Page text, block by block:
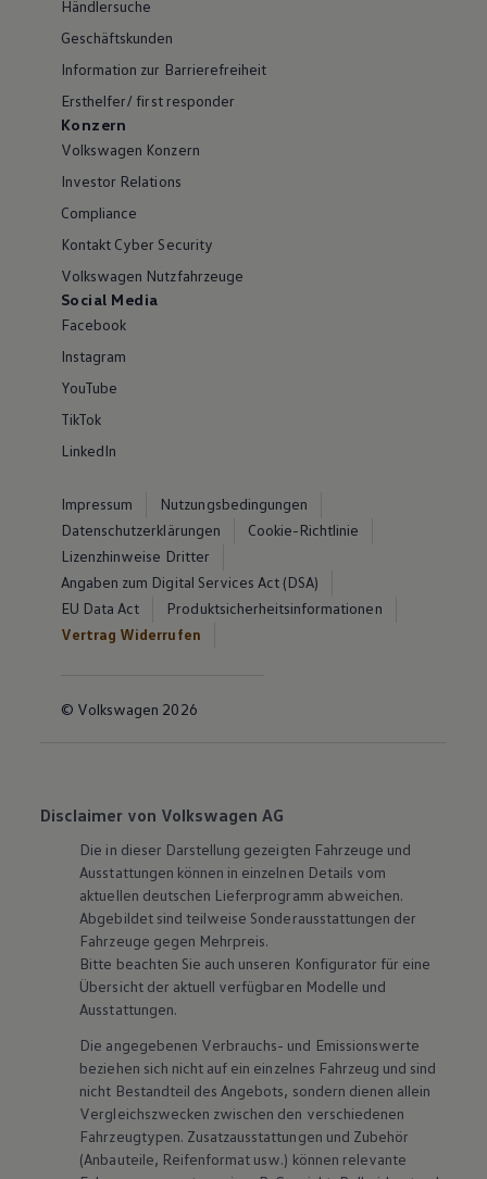
Händlersuche
Geschäftskunden
Information zur Barrierefreiheit
Ersthelfer/ first responder
Konzern
Volkswagen Konzern
Investor Relations
Compliance
Kontakt Cyber Security
Volkswagen Nutzfahrzeuge
Social Media
Facebook
Instagram
YouTube
TikTok
LinkedIn
Impressum
Nutzungsbedingungen
Datenschutzerklärungen
Cookie-Richtlinie
Lizenzhinweise Dritter
Angaben zum Digital Services Act (DSA)
EU Data Act
Produktsicherheitsinformationen
Vertrag Widerrufen
© Volkswagen 2026
Disclaimer von Volkswagen AG
Die in dieser Darstellung gezeigten Fahrzeuge und
Ausstattungen können in einzelnen Details vom
aktuellen deutschen Lieferprogramm abweichen.
Abgebildet sind teilweise Sonderausstattungen der
Fahrzeuge gegen Mehrpreis.
Bitte beachten Sie auch unseren Konfigurator für eine
Übersicht der aktuell verfügbaren Modelle und
Ausstattungen.
Die angegebenen Verbrauchs- und Emissionswerte
beziehen sich nicht auf ein einzelnes Fahrzeug und sind
nicht Bestandteil des Angebots, sondern dienen allein
Vergleichszwecken zwischen den verschiedenen
Fahrzeugtypen. Zusatzausstattungen und Zubehör
(Anbauteile, Reifenformat usw.) können relevante